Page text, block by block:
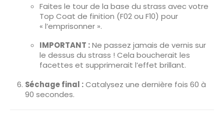
Faites le tour de la base du strass avec votre
Top Coat de finition (F02 ou F10) pour
« l’emprisonner ».
IMPORTANT :Ne passez jamais de vernis sur
le dessus du strass ! Cela boucherait les
facettes et supprimerait l’effet brillant.
Séchage final :Catalysez une dernière fois 60 à
90 secondes.